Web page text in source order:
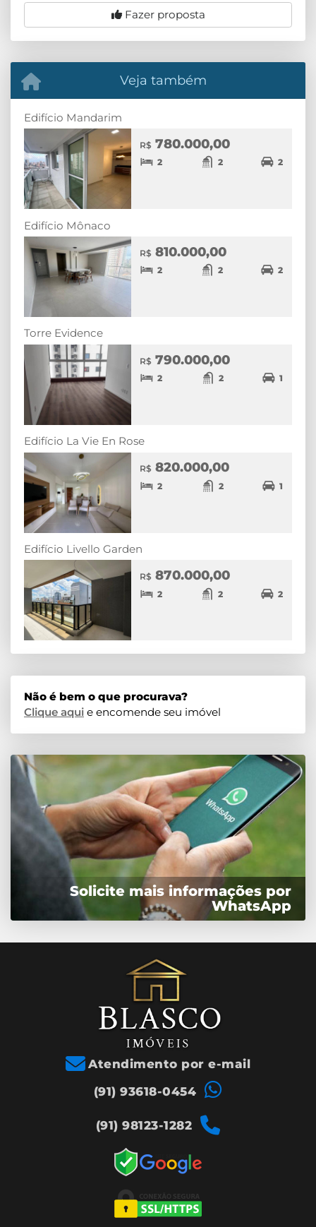
Fazer proposta
Veja também
Edifício Mandarim
R$ 780.000,00
2 2 2
Edifício Mônaco
R$ 810.000,00
2 2 2
Torre Evidence
R$ 790.000,00
2 2 1
Edifício La Vie En Rose
R$ 820.000,00
2 2 1
Edifício Livello Garden
R$ 870.000,00
2 2 2
Não é bem o que procurava?
Clique aqui e encomende seu imóvel
Solicite mais informações por
WhatsApp
Atendimento por e-mail
(91) 93618-0454
(91) 98123-1282